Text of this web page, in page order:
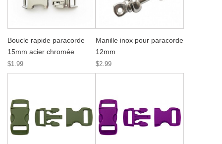
Boucle rapide paracorde
15mm acier chromée
$1.99
Manille inox pour paracorde
12mm
$2.99